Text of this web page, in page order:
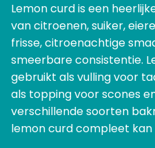
Lemon curd is een
van citroenen, suiker,
frisse, citroenachtige
smeerbare consistentie.
gebruikt als vulling voor
als topping voor scones
verschillende soorten
lemon curd compleet kan